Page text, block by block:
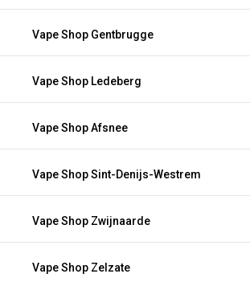
Vape Shop Gentbrugge
Vape Shop Ledeberg
Vape Shop Afsnee
Vape Shop Sint-Denijs-Westrem
Vape Shop Zwijnaarde
Vape Shop Zelzate